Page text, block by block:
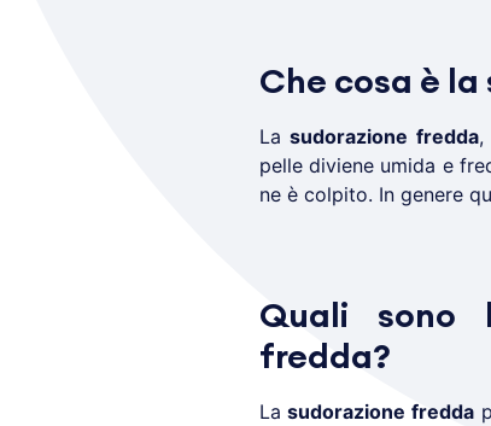
Che cosa è
Lasudorazione fredda,
pelle diviene umida e
ne è colpito. In genere
Quali sono
fredda?
Lasudorazione fredda